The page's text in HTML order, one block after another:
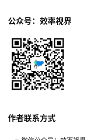
公众号：效率视界
作者联系方式